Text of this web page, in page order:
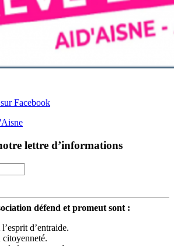
Facebook
lettre d’informations
défend et promeut sont :
d’entraide.